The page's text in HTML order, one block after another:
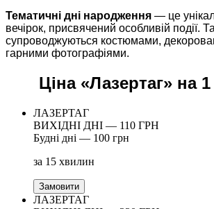
Тематичні дні народження — це
вечірок, присвячений особливій події.
супроводжуються костюмами,
гарними фотографіями.
Ціна «Лазертаг» на
ЛАЗЕРТАГ
ВИХІДНІ ДНІ — 110 ГРН
Будні дні — 100 грн
за 15 хвилин
Замовити
ЛАЗЕРТАГ